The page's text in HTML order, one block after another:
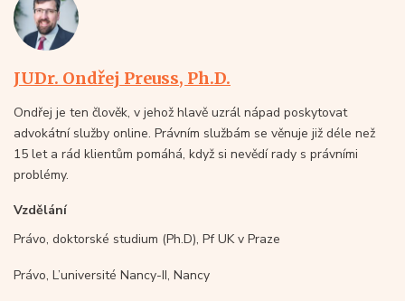
JUDr. Ondřej Preuss, Ph.D.
Ondřej je ten člověk, v jehož hlavě uzrál nápad poskytovat
advokátní služby online. Právním službám se věnuje již déle než
15 let a rád klientům pomáhá, když si nevědí rady s právními
problémy.
Vzdělání
Právo, doktorské studium (Ph.D), Pf UK v Praze
Právo, L’université Nancy-II, Nancy